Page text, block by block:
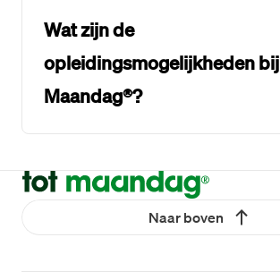
Wat zijn de
opleidingsmogelijkheden bij
Maandag®?
Naar boven